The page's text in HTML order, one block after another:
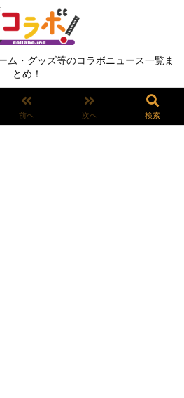
ム・グッズ等のコラボニュース一覧ま
とめ！
前へ 次へ 検索